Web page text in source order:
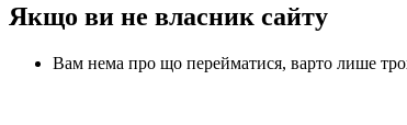
Якщо ви не власник сайту
Вам нема про що перейматися, варто лише